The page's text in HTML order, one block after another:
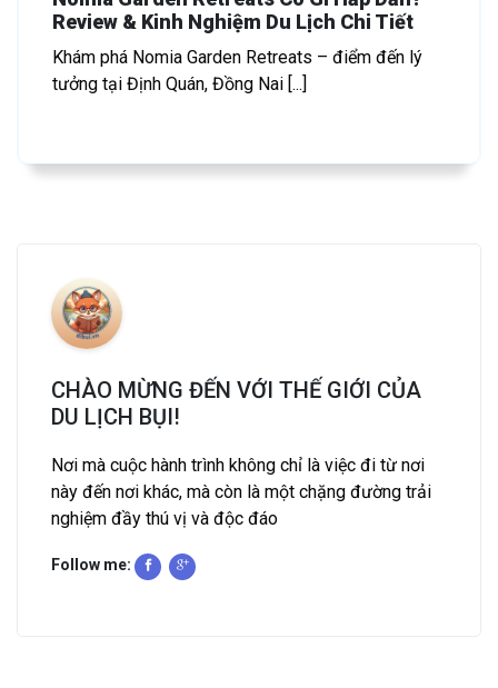
Review & Kinh Nghiệm Du Lịch Chi Tiết
Khám phá Nomia Garden Retreats – điểm đến lý
tưởng tại Định Quán, Đồng Nai [...]
CHÀO MỪNG ĐẾN VỚI THẾ GIỚI CỦA
DU LỊCH BỤI!
Nơi mà cuộc hành trình không chỉ là việc đi từ nơi
này đến nơi khác, mà còn là một chặng đường trải
nghiệm đầy thú vị và độc đáo
Follow me: